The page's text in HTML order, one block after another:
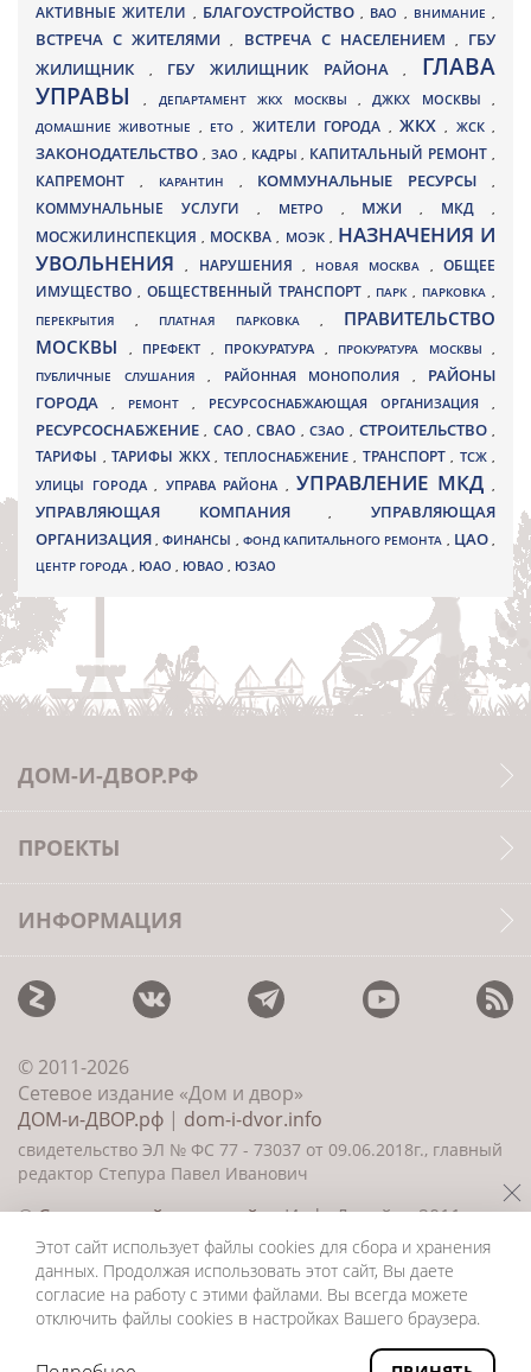
АКТИВНЫЕ ЖИТЕЛИ , БЛАГОУСТРОЙСТВО , ВАО , ВНИМАНИЕ ,
ВСТРЕЧА С ЖИТЕЛЯМИ, ВСТРЕЧА С НАСЕЛЕНИЕМ , ГБУ
ЖИЛИЩНИК
, ГБУ ЖИЛИЩНИК РАЙОНА, ГЛАВА
УПРАВЫ, ДЕПАРТАМЕНТ ЖКХ МОСКВЫ ,ДЖКХ МОСКВЫ ,
ДОМАШНИЕ ЖИВОТНЫЕ , ЕТО, ЖИТЕЛИ ГОРОДА , ЖКХ, ЖСК,
ЗАКОНОДАТЕЛЬСТВО , ЗАО , КАДРЫ, КАПИТАЛЬНЫЙ РЕМОНТ ,
КАПРЕМОНТ , КАРАНТИН , КОММУНАЛЬНЫЕ РЕСУРСЫ,
КОММУНАЛЬНЫЕ УСЛУГИ , МЕТРО , МЖИ, МКД ,
МОСЖИЛИНСПЕКЦИЯ, МОСКВА , МОЭК , НАЗНАЧЕНИЯ И
УВОЛЬНЕНИЯ, НАРУШЕНИЯ , НОВАЯ МОСКВА ,ОБЩЕЕ
ИМУЩЕСТВО , ОБЩЕСТВЕННЫЙ ТРАНСПОРТ , ПАРК, ПАРКОВКА ,
ПЕРЕКРЫТИЯ , ПЛАТНАЯ ПАРКОВКА , ПРАВИТЕЛЬСТВО
МОСКВЫ
, ПРЕФЕКТ , ПРОКУРАТУРА , ПРОКУРАТУРА МОСКВЫ ,
ПУБЛИЧНЫЕ СЛУШАНИЯ , РАЙОННАЯ МОНОПОЛИЯ , РАЙОНЫ
ГОРОДА
, РЕМОНТ , РЕСУРСОСНАБЖАЮЩАЯ ОРГАНИЗАЦИЯ ,
РЕСУРСОСНАБЖЕНИЕ, САО,СВАО ,СЗАО, СТРОИТЕЛЬСТВО,
ТАРИФЫ , ТАРИФЫ ЖКХ , ТЕПЛОСНАБЖЕНИЕ , ТРАНСПОРТ , ТСЖ ,
УЛИЦЫ ГОРОДА , УПРАВА РАЙОНА , УПРАВЛЕНИЕ МКД ,
УПРАВЛЯЮЩАЯ КОМПАНИЯ,УПРАВЛЯЮЩАЯ
ОРГАНИЗАЦИЯ,ФИНАНСЫ , ФОНД КАПИТАЛЬНОГО РЕМОНТА , ЦАО,
ЦЕНТР ГОРОДА , ЮАО , ЮВАО , ЮЗАО
ДОМ-И-ДВОР.РФ
ПРОЕКТЫ
ИНФОРМАЦИЯ
© 2011-2026
Сетевое издание «Дом и двор»
ДОМ-и-ДВОР.рф | dom-i-dvor.info
свидетельство ЭЛ № ФС 77 - 73037 от 09.06.2018г., главный
редактор Степура Павел Иванович
©Создание сайта и дизайн«ИнфоДизайн» 2011—
2026
Этот сайт использует файлы cookies для сбора и хранения
данных. Продолжая использовать этот сайт, Вы даете
согласие на работу с этими файлами. Вы всегда можете
отключить файлы cookies в настройках Вашего браузера.